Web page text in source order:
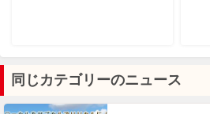
同じカテゴリーのニュース